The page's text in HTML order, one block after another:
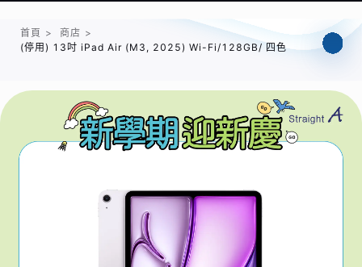
首頁 > 商店 >
(停用) 13吋 iPad Air (M3, 2025) Wi-Fi/128GB/ 四色